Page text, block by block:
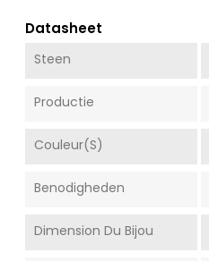
Datasheet
Steen
Productie
Couleur(s)
Benodigheden
Dimension Du Bijou